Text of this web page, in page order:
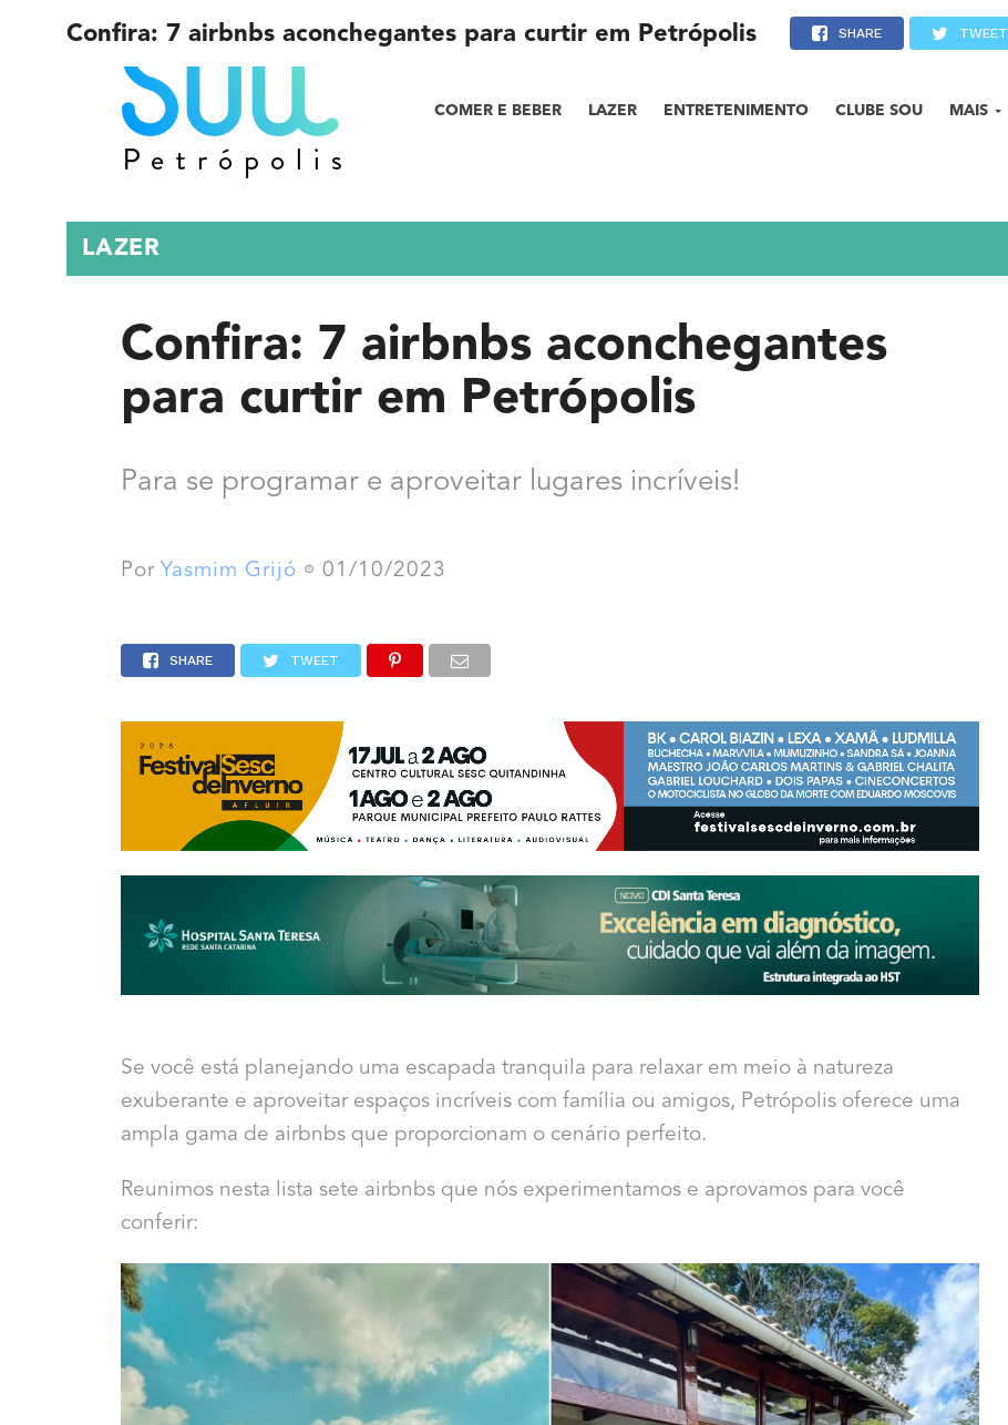
COMER E BEBER LAZER ENTRETENIMENTO CLUBE SOU MAIS
Confira: 7 airbnbs aconchegantes para curtir em Petrópolis SHARE TWEET
LAZER
Confira: 7 airbnbs aconchegantes
para curtir em Petrópolis
Para se programar e aproveitar lugares incríveis!
Por Yasmim Grijó 01/10/2023
SHARE TWEET
Se você está planejando uma escapada tranquila para relaxar em meio à natureza
exuberante e aproveitar espaços incríveis com família ou amigos, Petrópolis oferece uma
ampla gama de airbnbs que proporcionam o cenário perfeito.
Reunimos nesta lista sete airbnbs que nós experimentamos e aprovamos para você
conferir: